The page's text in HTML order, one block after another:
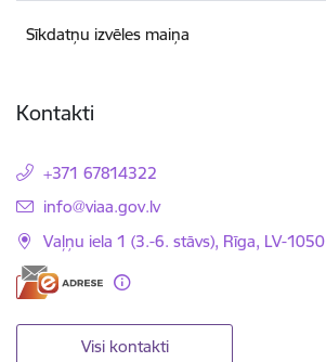
Sīkdatņu izvēles maiņa
Kontakti
+371 67814322
E-pasts:
info@viaa.gov.lv
Vaļņu iela 1 (3.-6. stāvs), Rīga, LV-1050
Visi kontakti